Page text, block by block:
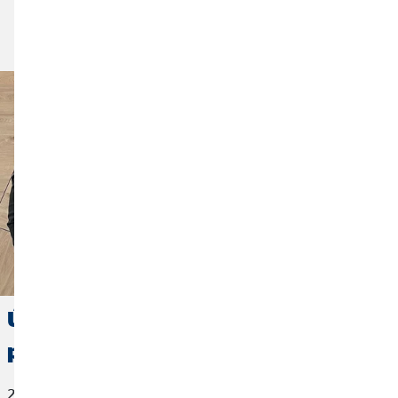
Újévi fogadalom: Rendbe teszem a
pénzügyeimet!
2025. január 28.